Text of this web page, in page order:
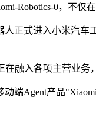
Robotics-0，不仅
人正式进入小米汽车
融入各项主营业务
端Agent产品